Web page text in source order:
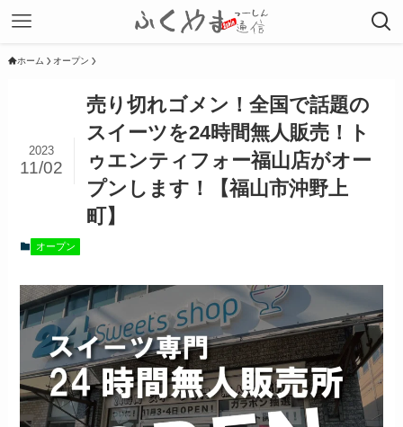
ホーム オープン
売り切れゴメン！全国で話題の
スイーツを24時間無人販売！ト
ゥエンティフォー福山店がオー
プンします！【福山市沖野上
町】
2023
11/02
オープン